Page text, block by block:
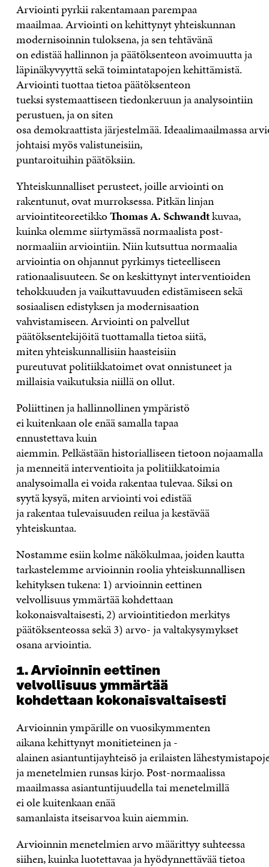
Arviointipyrkiirakentamaanparempaa
maailmaa.Arviointion kehittynytyhteiskunnan
modernisoinnintuloksena, ja sentehtävänä
onedistäähallinnon ja päätöksenteon avoimuuttaja
läpinäkyvyyttä sekä toimintatapojen kehittämistä.
Arviointituottaatietoapäätöksenteon
tueksisystemaattiseen tiedonkeruun ja analysointiin
perustuen, jaon siten
osademokraattistajärjestelmää.Ideaalimaailmassa
johtaisi myösvalistuneisiin,
puntaroituihinpäätöksiin.
Yhteiskunnalliset perusteet, joille arviointi on
rakentunut, ovat murroksessa.Pitkän linjan
arviointiteoreetikkoThomas A. Schwandtkuvaa,
kuinka olemmesiirtymässänormaalista post-
normaaliin arviointiin.Niinkutsuttua normaalia
arviointia on ohjannut pyrkimystieteelliseen
rationaalisuuteen. Se on keskittynytinterventioiden
tehokkuuden ja vaikuttavuuden edistämiseen sekä
sosiaalisenedistyksenja modernisaation
vahvistamiseen.Arviointi on palvellut
päätöksentekijöitä tuottamalla tietoasiitä,
mitenyhteiskunnallisiin haasteisiin
pureutuvatpolitiikkatoimetovatonnistuneet ja
millaisiavaikutuksianiillä on ollut.
Poliittinen ja hallinnollinenympäristö
eikuitenkaanoleenääsamalla tapaa
ennustettavakuin
aiemmin.Pelkästäänhistorialliseentietoonnojaamalla
jamenneitä interventioita ja politiikkatoimia
analysoimalla ei voida rakentaatulevaa.Siksion
syytäkysyä, mitenarviointi voi edistää
jarakentaatulevaisuudenreilua ja kestävää
yhteiskuntaa.
Nostamme esiin kolmenäkökulmaa, joiden kautta
tarkastelemme arvioinnin roolia yhteiskunnallisen
kehityksen tukena: 1) arvioinnin eettinen
velvollisuus ymmärtää kohdettaan
kokonaisvaltaisesti, 2) arviointitiedon merkitys
päätöksenteossa sekä 3) arvo- ja valtakysymykset
osana arviointia.
1. Arvioinnin eettinen
velvollisuus ymmärtää
kohdettaan kokonaisvaltaisesti
Arvioinnin ympärilleonvuosikymmenten
aikanakehittynytmonitieteinen ja -
alainenasiantuntijayhteisöjaerilaistenlähestymist
jamenetelmienrunsas kirjo.Post-normaalissa
maailmassaasiantuntijuudella taimenetelmillä
eiolekuitenkaanenää
samanlaistaitseisarvoakuinaiemmin.
Arvioinnin menetelmien arvo määrittyy suhteessa
siihen, kuinka luotettavaa ja hyödynnettävää tietoa